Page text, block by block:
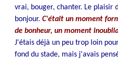
vrai, bouger, chanter. Le plaisir
bonjour. C'était un moment
de bonheur, un moment
J'étais déjà un peu trop loin
fond du stade, mais j'avais